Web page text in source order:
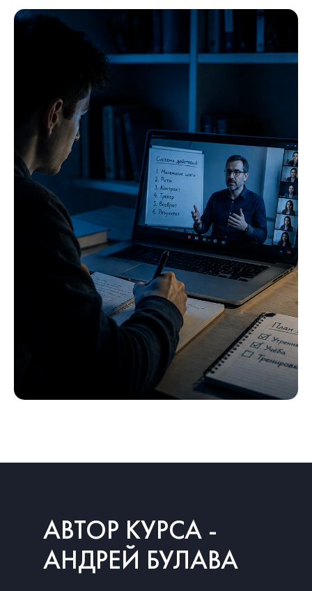
АВТОР КУРСА -
АНДРЕЙ БУЛАВА